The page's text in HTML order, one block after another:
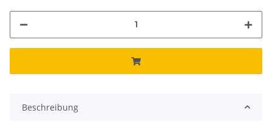
Beschreibung